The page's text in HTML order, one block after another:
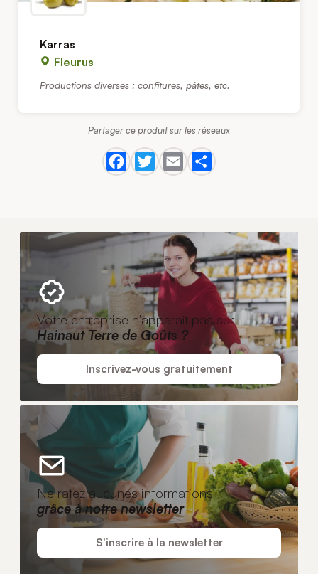
Karras
Fleurus
Productions diverses : confitures, pâtes, etc.
Partager ce produit sur les réseaux
Votre entreprise n'apparaît pas sur
Hainaut Terre de Goûts ?
Inscrivez-vous gratuitement
Ne ratez aucunes informations
grâce à notre newsletter
S'inscrire à la newsletter